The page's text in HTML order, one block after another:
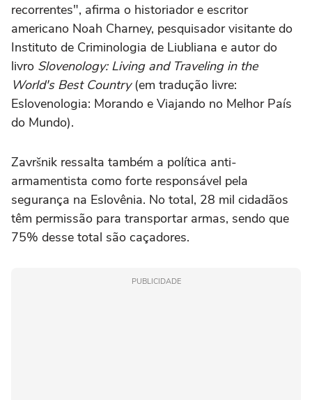
recorrentes", afirma o historiador e escritor
americano Noah Charney, pesquisador visitante do
Instituto de Criminologia de Liubliana e autor do
livro Slovenology: Living and Traveling in the
World's Best Country(em tradução livre:
Eslovenologia: Morando e Viajando no Melhor País
do Mundo).
Završnik ressalta também a política anti-
armamentista como forte responsável pela
segurança na Eslovênia. No total, 28 mil cidadãos
têm permissão para transportar armas, sendo que
75% desse total são caçadores.
PUBLICIDADE